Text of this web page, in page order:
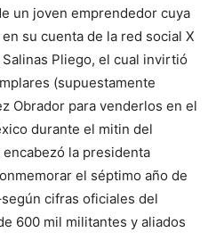
un joven emprendedor cuya
su cuenta de la red social X
Pliego, el cual invirtió
(supuestamente
Obrador para venderlos en el
durante el mitin del
encabezó la presidenta
el séptimo año de
cifras oficiales del
600 mil militantes y aliados